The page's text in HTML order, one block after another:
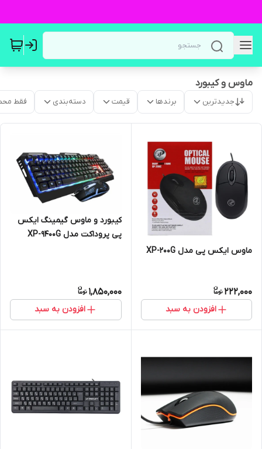
ماوس و کیبورد
جدیدترین برندها قیمت دسته‌بندی فقط
ماوس ایکس پی مدل XP-200G
222,000
افزودن به سبد
کیبورد و ماوس گیمینگ ایکس
پی پروداکت مدل XP-9400G
1,850,000
افزودن به سبد